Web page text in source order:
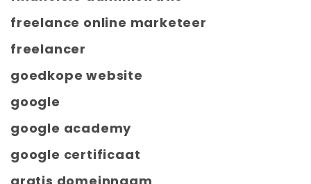
freelance online marketeer
freelancer
goedkope website
google
google academy
google certificaat